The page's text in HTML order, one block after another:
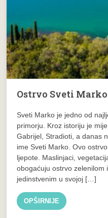
Ostrvo Sveti Marko
Sveti Marko je jedno od
primorju. Kroz istoriju je
Gabrijel, Stradioti, a danas
ime Sveti Marko. Ovo
ljepote. Maslinjaci,
obogaćuju ostrvo zelenilom
jedinstvenim u svojoj […]
OPŠIRNIJE